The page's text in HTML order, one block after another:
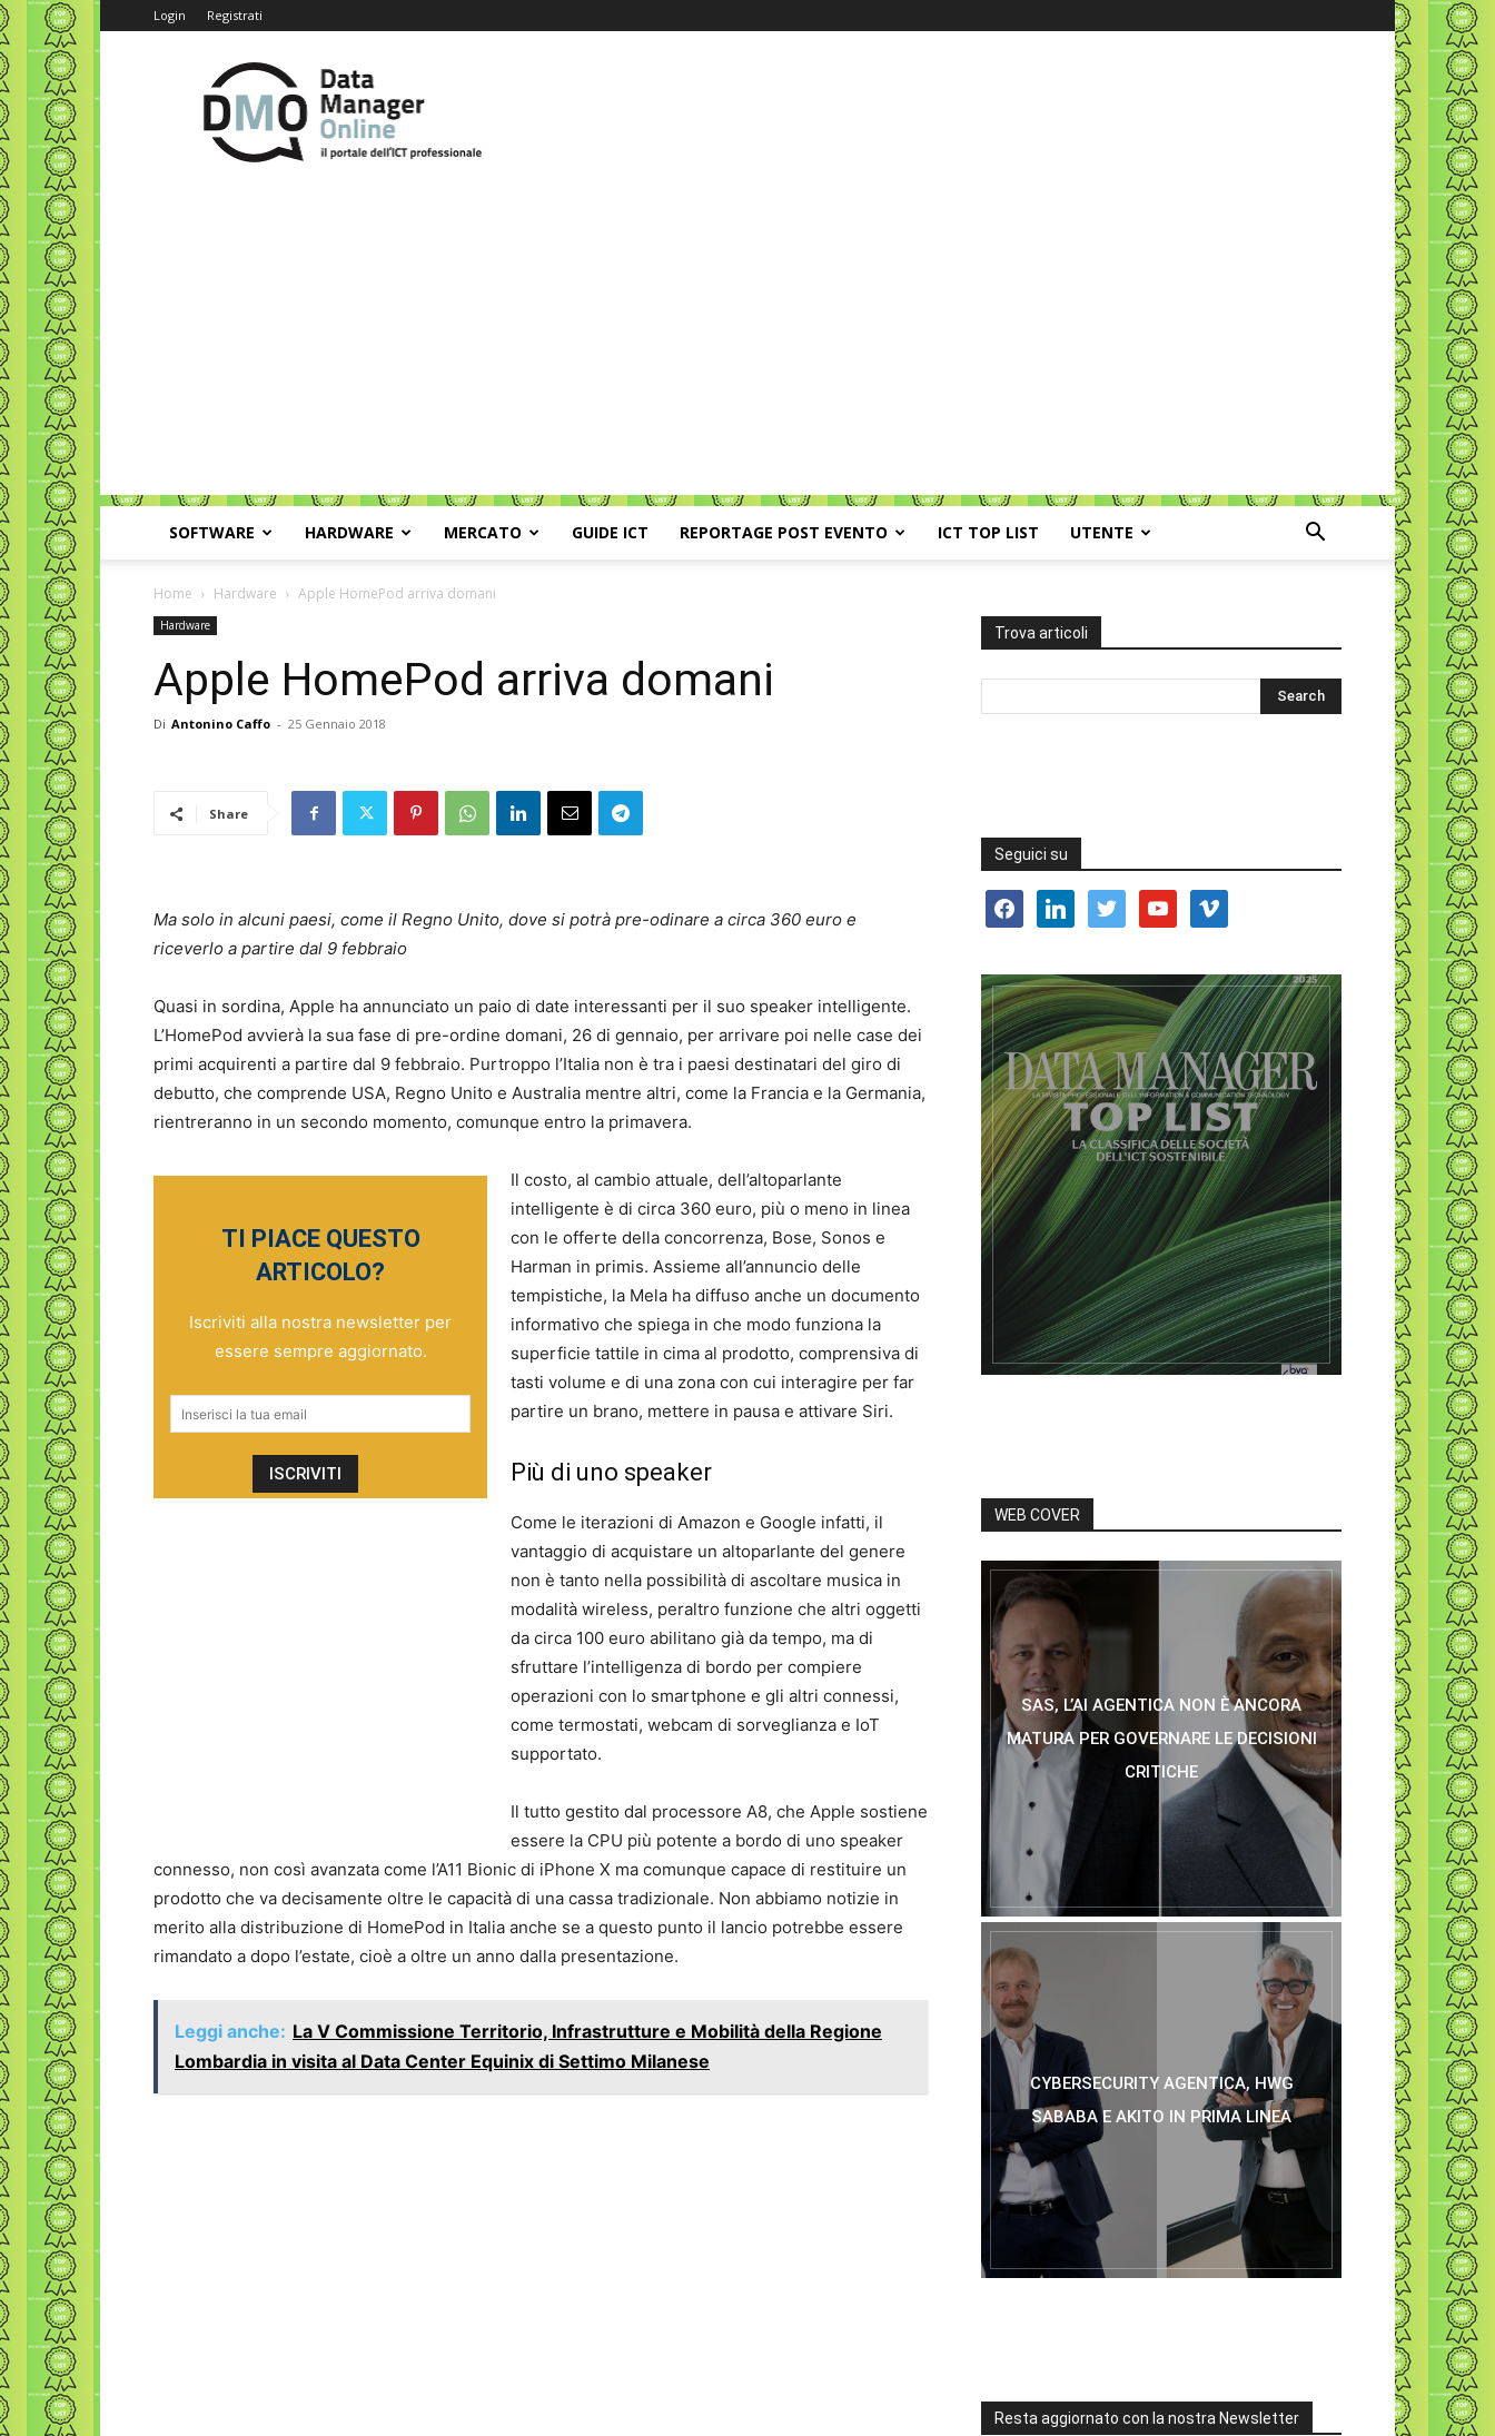
Login Registrati
Data
Manager
Online
SOFTWARE HARDWARE MERCATO GUIDE ICT REPORTAGE POST EVENTO ICT TOP LIST UTENTE
Home Hardware Apple HomePod arriva domani
Hardware
Apple HomePod arriva domani
Di Antonino Caffo - 25 Gennaio 2018
Share
Ma solo in alcuni paesi, come il Regno Unito, dove si potrà pre-odinare a circa 360 euro e
riceverlo a partire dal 9 febbraio
Quasi in sordina, Apple ha annunciato un paio di date interessanti per il suo speaker intelligente.
L’HomePod avvierà la sua fase di pre-ordine domani, 26 di gennaio, per arrivare poi nelle case dei
primi acquirenti a partire dal 9 febbraio. Purtroppo l’Italia non è tra i paesi destinatari del giro di
debutto, che comprende USA, Regno Unito e Australia mentre altri, come la Francia e la Germania,
rientreranno in un secondo momento, comunque entro la primavera.
TI PIACE QUESTO
ARTICOLO?
Iscriviti alla nostra newsletter per
essere sempre aggiornato.
Il costo, al cambio attuale, dell’altoparlante
intelligente è di circa 360 euro, più o meno in linea
con le offerte della concorrenza, Bose, Sonos e
Harman in primis. Assieme all’annuncio delle
tempistiche, la Mela ha diffuso anche un documento
informativo che spiega in che modo funziona la
superficie tattile in cima al prodotto, comprensiva di
tasti volume e di una zona con cui interagire per far
partire un brano, mettere in pausa e attivare Siri.
Più di uno speaker
Come le iterazioni di Amazon e Google infatti, il
vantaggio di acquistare un altoparlante del genere
non è tanto nella possibilità di ascoltare musica in
modalità wireless, peraltro funzione che altri oggetti
da circa 100 euro abilitano già da tempo, ma di
sfruttare l’intelligenza di bordo per compiere
operazioni con lo smartphone e gli altri connessi,
come termostati, webcam di sorveglianza e IoT
supportato.
Il tutto gestito dal processore A8, che Apple sostiene
essere la CPU più potente a bordo di uno speaker
connesso, non così avanzata come l’A11 Bionic di iPhone X ma comunque capace di restituire un
prodotto che va decisamente oltre le capacità di una cassa tradizionale. Non abbiamo notizie in
merito alla distribuzione di HomePod in Italia anche se a questo punto il lancio potrebbe essere
rimandato a dopo l’estate, cioè a oltre un anno dalla presentazione.
Leggi anche: La V Commissione Territorio, Infrastrutture e Mobilità della Regione
Lombardia in visita al Data Center Equinix di Settimo Milanese
Trova articoli
Seguici su
facebooklinkedin twitter youtube vimeo
WEB COVER
SAS, L’AI AGENTICA NON È ANCORA
MATURA PER GOVERNARE LE DECISIONI
CRITICHE
CYBERSECURITY AGENTICA, HWG
SABABA E AKITO IN PRIMA LINEA
Resta aggiornato con la nostra Newsletter